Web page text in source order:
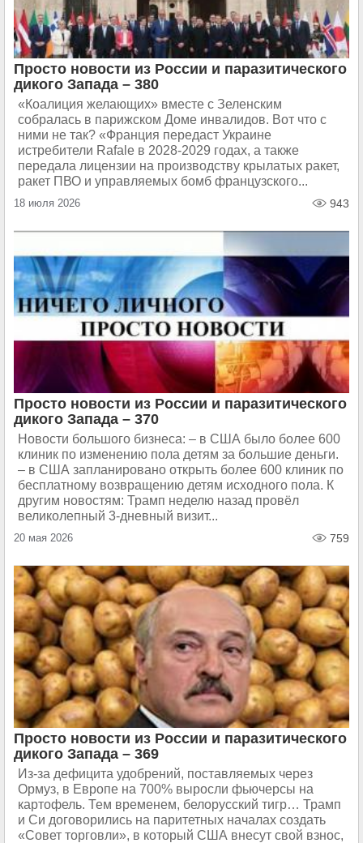
Просто новости из России и паразитического
дикого Запада – 380
«Коалиция желающих» вместе с Зеленским
собралась в парижском Доме инвалидов. Вот что с
ними не так? «Франция передаст Украине
истребители Rafale в 2028-2029 годах, а также
передала лицензии на производству крылатых ракет,
ракет ПВО и управляемых бомб французского...
18 июля 2026 943
Просто новости из России и паразитического
дикого Запада – 370
Новости большого бизнеса: – в США было более 600
клиник по изменению пола детям за большие деньги.
– в США запланировано открыть более 600 клиник по
бесплатному возвращению детям исходного пола. К
другим новостям: Трамп неделю назад провёл
великолепный 3-дневный визит...
20 мая 2026 759
Просто новости из России и паразитического
дикого Запада – 369
Из-за дефицита удобрений, поставляемых через
Ормуз, в Европе на 700% выросли фьючерсы на
картофель. Тем временем, белорусский тигр… Трамп
и Си договорились на паритетных началах создать
«Совет торговли», в который США внесут свой взнос,